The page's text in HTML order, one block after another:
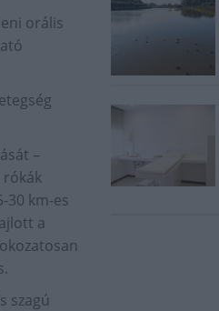
orális
–
rókák
30 km-es
a
szagú